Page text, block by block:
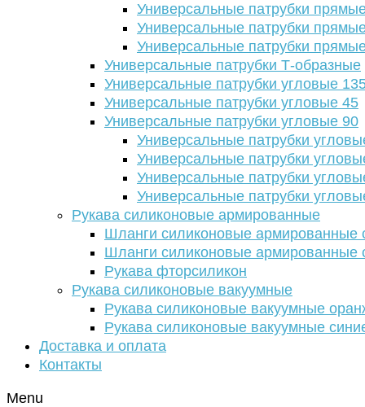
Универсальные патрубки
Универсальные патрубки
Универсальные патрубки
Универсальные патрубки Т-образные
Универсальные патрубки угловые
Универсальные патрубки угловые 45
Универсальные патрубки угловые 90
Универсальные патрубки
Универсальные патрубки
Универсальные патрубки
Универсальные патрубки
Рукава силиконовые армированные
Шланги силиконовые армированные
Шланги силиконовые армированные
Рукава фторсиликон
Рукава силиконовые вакуумные
Рукава силиконовые вакуумные
Рукава силиконовые вакуумные
Доставка и оплата
Контакты
Menu